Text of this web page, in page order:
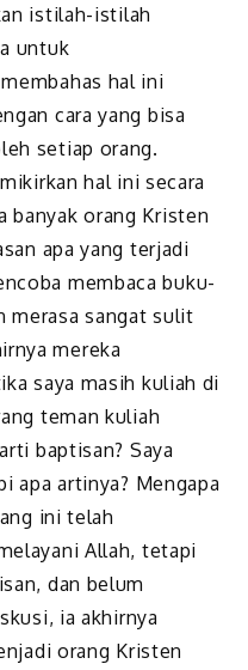
istilah-istilah
untuk
hal ini
cara yang bisa
setiap orang.
hal ini secara
banyak orang Kristen
apa yang terjadi
membaca buku-
merasa sangat sulit
mereka
saya masih kuliah di
teman kuliah
baptisan? Saya
apa artinya? Mengapa
ini telah
Allah, tetapi
dan belum
ia akhirnya
orang Kristen